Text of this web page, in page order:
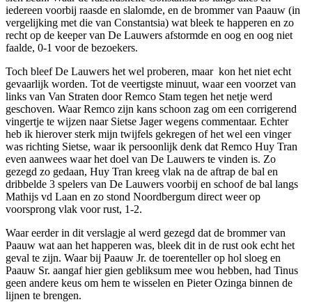
iedereen voorbij raasde en slalomde, en de brommer van Paauw (in
vergelijking met die van Constantsia) wat bleek te happeren en zo
recht op de keeper van De Lauwers afstormde en oog en oog niet
faalde, 0-1 voor de bezoekers.
Toch bleef De Lauwers het wel proberen, maar kon het niet echt
gevaarlijk worden. Tot de veertigste minuut, waar een voorzet van
links van Van Straten door Remco Stam tegen het netje werd
geschoven. Waar Remco zijn kans schoon zag om een corrigerend
vingertje te wijzen naar Sietse Jager wegens commentaar. Echter
heb ik hierover sterk mijn twijfels gekregen of het wel een vinger
was richting Sietse, waar ik persoonlijk denk dat Remco Huy Tran
even aanwees waar het doel van De Lauwers te vinden is. Zo
gezegd zo gedaan, Huy Tran kreeg vlak na de aftrap de bal en
dribbelde 3 spelers van De Lauwers voorbij en schoof de bal langs
Mathijs vd Laan en zo stond Noordbergum direct weer op
voorsprong vlak voor rust, 1-2.
Waar eerder in dit verslagje al werd gezegd dat de brommer van
Paauw wat aan het happeren was, bleek dit in de rust ook echt het
geval te zijn. Waar bij Paauw Jr. de toerenteller op hol sloeg en
Paauw Sr. aangaf hier gien gebliksum mee wou hebben, had Tinus
geen andere keus om hem te wisselen en Pieter Ozinga binnen de
lijnen te brengen.